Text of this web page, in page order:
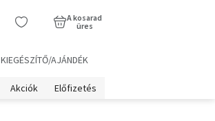
A kosarad
üres
KIEGÉSZÍTŐ/AJÁNDÉK
Akciók Előfizetés